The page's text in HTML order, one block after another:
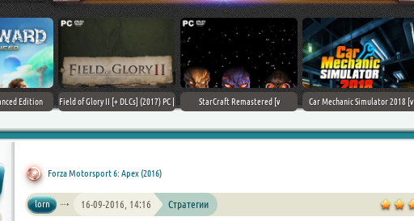
Edition
Field of Glory II [+ DLCs] (2017) PC |
StarCraft Remastered [v
Car Mechanic Simulator 2018 [v
Forza Motorsport 6: Apex (2016)
lorn 16-09-2016, 14:16 Стратегии